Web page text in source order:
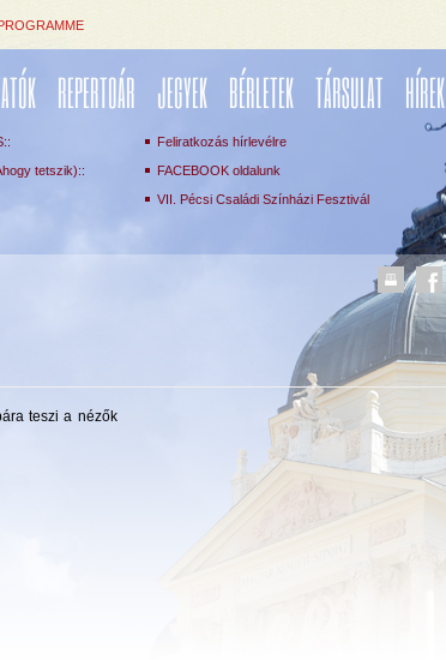
REPERTOÁR JEGYEK BÉRLETEK TÁRSULAT HÍREK
tetszik)::
Feliratkozás hírlevélre
FACEBOOK oldalunk
VII. Pécsi Családi Színházi Fesztivál
teszi a nézők